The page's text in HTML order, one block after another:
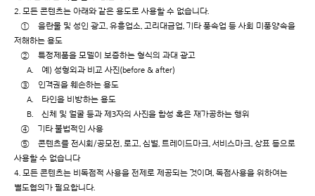
2. 모든 콘텐츠는 아래와 같은 용도로 사용할 수 없습니다.
① 음란물 및 성인 광고, 유흥업소, 고리대금업, 기타 풍속업 등 사회 미풍양속을
저해하는 용도
② 특정제품을 모델이 보증하는 형식의 과대 광고
A. 예) 성형외과 비교 사진(before & after)
③ 인격권을 훼손하는 용도
A. 타인을 비방하는 용도
B. 신체 및 얼굴 등과 제3자의 사진을 합성 혹은 재가공하는 행위
④ 기타 불법적인 사용
⑤ 콘텐츠를 전시회/공모전, 로고, 심벌, 트레이드마크, 서비스마크, 상표 등으로
사용할 수 없습니다
4. 모든 콘텐츠는 비독점적 사용을 전제로 제공되는 것이며, 독점사용을 위하여는
별도협의가 필요합니다.